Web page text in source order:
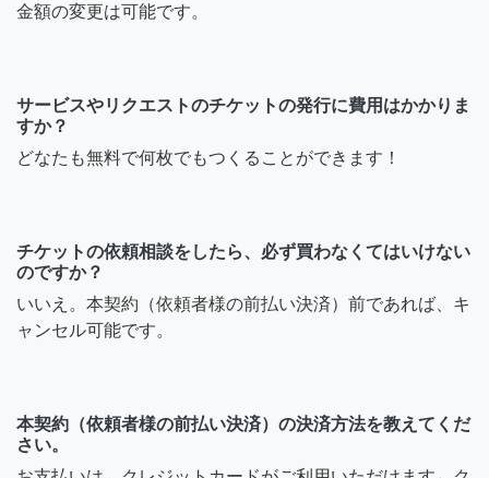
金額の変更は可能です。
サービスやリクエストのチケットの発行に費用はかかりま
すか？
どなたも無料で何枚でもつくることができます！
チケットの依頼相談をしたら、必ず買わなくてはいけない
のですか？
いいえ。本契約（依頼者様の前払い決済）前であれば、キ
ャンセル可能です。
本契約（依頼者様の前払い決済）の決済方法を教えてくだ
さい。